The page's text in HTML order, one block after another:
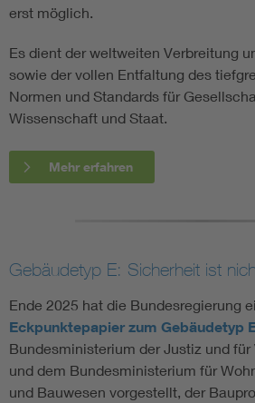
erst möglich.
Es dient der weltweiten Verbreitung
sowie der vollen Entfaltung des
Normen und Standards für
Wissenschaft und Staat.
Mehr erfahren
Gebäudetyp E: Sicherheit ist
Ende 2025 hat die Bundesregierung
Eckpunktepapier zum Gebäudetyp
Bundesministerium der Justiz und
und dem Bundesministerium für
und Bauwesen vorgestellt, der